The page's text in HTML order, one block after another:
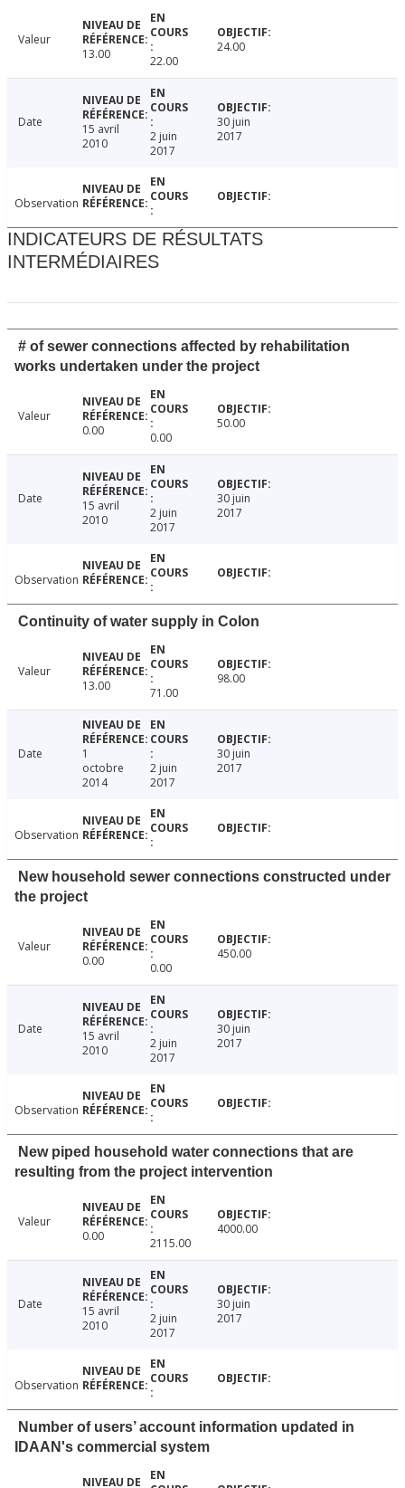
Valeur
13.00
22.00
24.00
Date
15 avril
2010
2 juin
2017
30 juin
2017
Observation
INDICATEURS DE RÉSULTATS
INTERMÉDIAIRES
# of sewer connections affected by rehabilitation
works undertaken under the project
Valeur
0.00
0.00
50.00
Date
15 avril
2010
2 juin
2017
30 juin
2017
Observation
Continuity of water supply in Colon
Valeur
13.00
71.00
98.00
Date
1
octobre
2014
2 juin
2017
30 juin
2017
Observation
New household sewer connections constructed under
the project
Valeur
0.00
0.00
450.00
Date
15 avril
2010
2 juin
2017
30 juin
2017
Observation
New piped household water connections that are
resulting from the project intervention
Valeur
0.00
2115.00
4000.00
Date
15 avril
2010
2 juin
2017
30 juin
2017
Observation
Number of users’ account information updated in
IDAAN's commercial system